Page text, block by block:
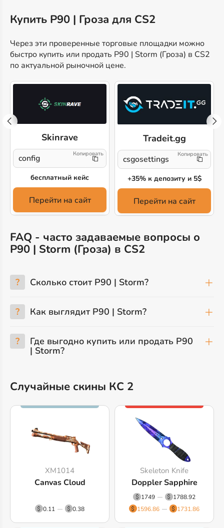
Купить P90 | Гроза для CS2
Через эти проверенные торговые площадки можно
быстро купить или продать P90 | Storm (Гроза) в CS2
по актуальной рыночной цене.
Skinrave
config
бесплатный кейс
Перейти на сайт
Tradeit.gg
csgosettings
+35% к депозиту и 5$
Перейти на сайт
FAQ - часто задаваемые вопросы о
P90 | Storm (Гроза) в CS2
? Сколько стоит P90 | Storm?
? Как выглядит P90 | Storm?
? Где выгодно купить или продать P90
| Storm?
Случайные скины КС 2
XM1014
Canvas Cloud
0.11 0.38
Skeleton Knife
Doppler Sapphire
1749
1788.92
1596.86
1731.86